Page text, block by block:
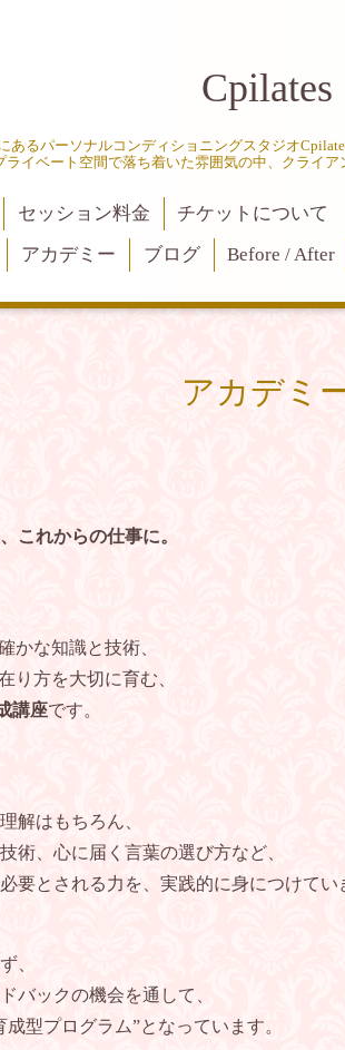
Cpilates
あるパーソナルコンディショニングスタジオ
ライベート空間で落ち着いた雰囲気の中、クライア
セッション料金 チケットについて
アカデミー ブログ Before / After
アカデミ
これからの仕事に。
かな知識と技術、
り方を大切に育む、
講座です。
解はもちろん、
術、心に届く言葉の選び方など、
要とされる力を、実践的に身につけてい
、
バックの機会を通して、
型プログラム”となっています。